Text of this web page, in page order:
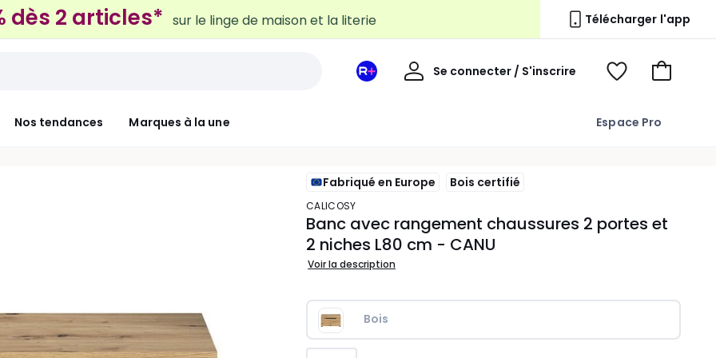
Télécharger l'app
Nos tendances Marques à la une Espace Pro
Mon
Se connecter / S'inscrire
Mon
Voir
Voir
Fabriqué en Europe Bois certifié
CALICOSY
Banc avec rangement chaussures 2 portes et
2 niches L80 cm - CANU
Voir la description
Bois